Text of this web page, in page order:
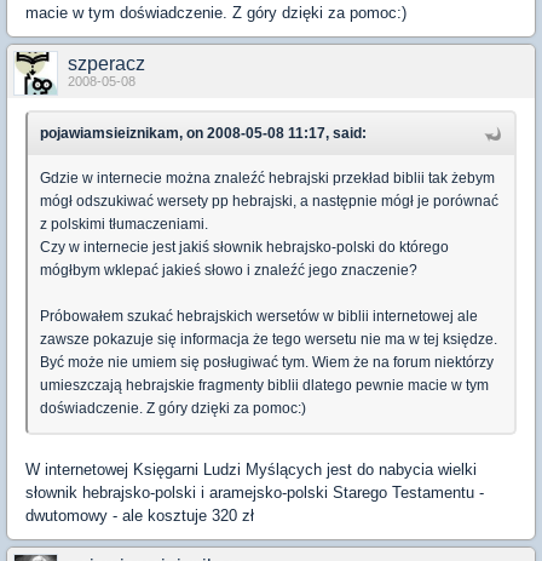
macie w tym doświadczenie. Z góry dzięki za pomoc:)
szperacz
2008-05-08
pojawiamsieiznikam, on 2008-05-08 11:17, said:
Gdzie w internecie można znaleźć hebrajski przekład biblii tak żebym
mógł odszukiwać wersety pp hebrajski, a następnie mógł je porównać
z polskimi tłumaczeniami.
Czy w internecie jest jakiś słownik hebrajsko-polski do którego
mógłbym wklepać jakieś słowo i znaleźć jego znaczenie?
Próbowałem szukać hebrajskich wersetów w biblii internetowej ale
zawsze pokazuje się informacja że tego wersetu nie ma w tej księdze.
Być może nie umiem się posługiwać tym. Wiem że na forum niektórzy
umieszczają hebrajskie fragmenty biblii dlatego pewnie macie w tym
doświadczenie. Z góry dzięki za pomoc:)
W internetowej Księgarni Ludzi Myślących jest do nabycia wielki
słownik hebrajsko-polski i aramejsko-polski Starego Testamentu -
dwutomowy - ale kosztuje 320 zł